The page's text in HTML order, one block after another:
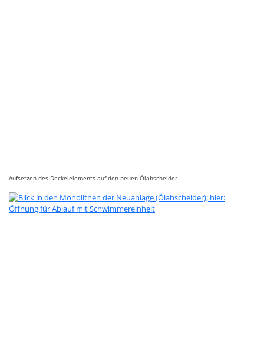
Aufsetzen des Deckelelements auf den neuen Ölabscheider